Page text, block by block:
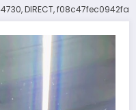
DIRECT, f08c47fec0942fa